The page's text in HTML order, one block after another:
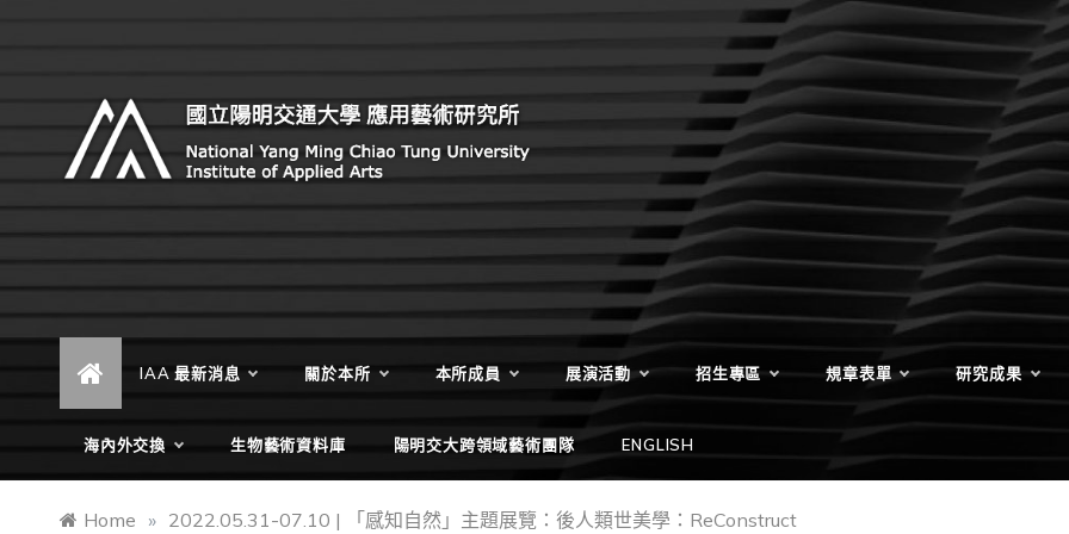
國立陽明交通大學 應用藝術研
究所
Institute of Applied Arts, National Yang Ming Chiao
IAA 最新消息 關於本所 本所成員 展演活動 招生專區 規章表單 研究成果
海內外交換 生物藝術資料庫 陽明交大跨領域藝術團隊 ENGLISH
Home » 2022.05.31-07.10 | 「感知自然」主題展覽：後人類世美學：ReConstruct